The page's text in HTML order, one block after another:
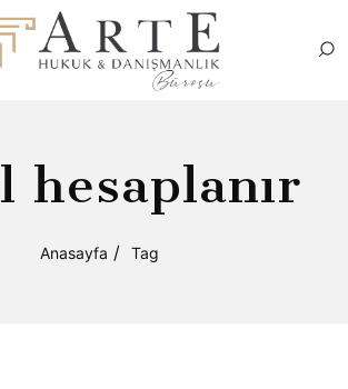
hesaplanır
Anasayfa Tag